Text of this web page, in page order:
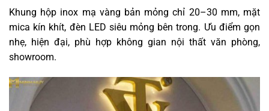
Khung hộp inox mạ vàng bản mỏng chỉ 20–30 mm, mặt
mica kín khít, đèn LED siêu mỏng bên trong. Ưu điểm gọn
nhẹ, hiện đại, phù hợp không gian nội thất văn phòng,
showroom.